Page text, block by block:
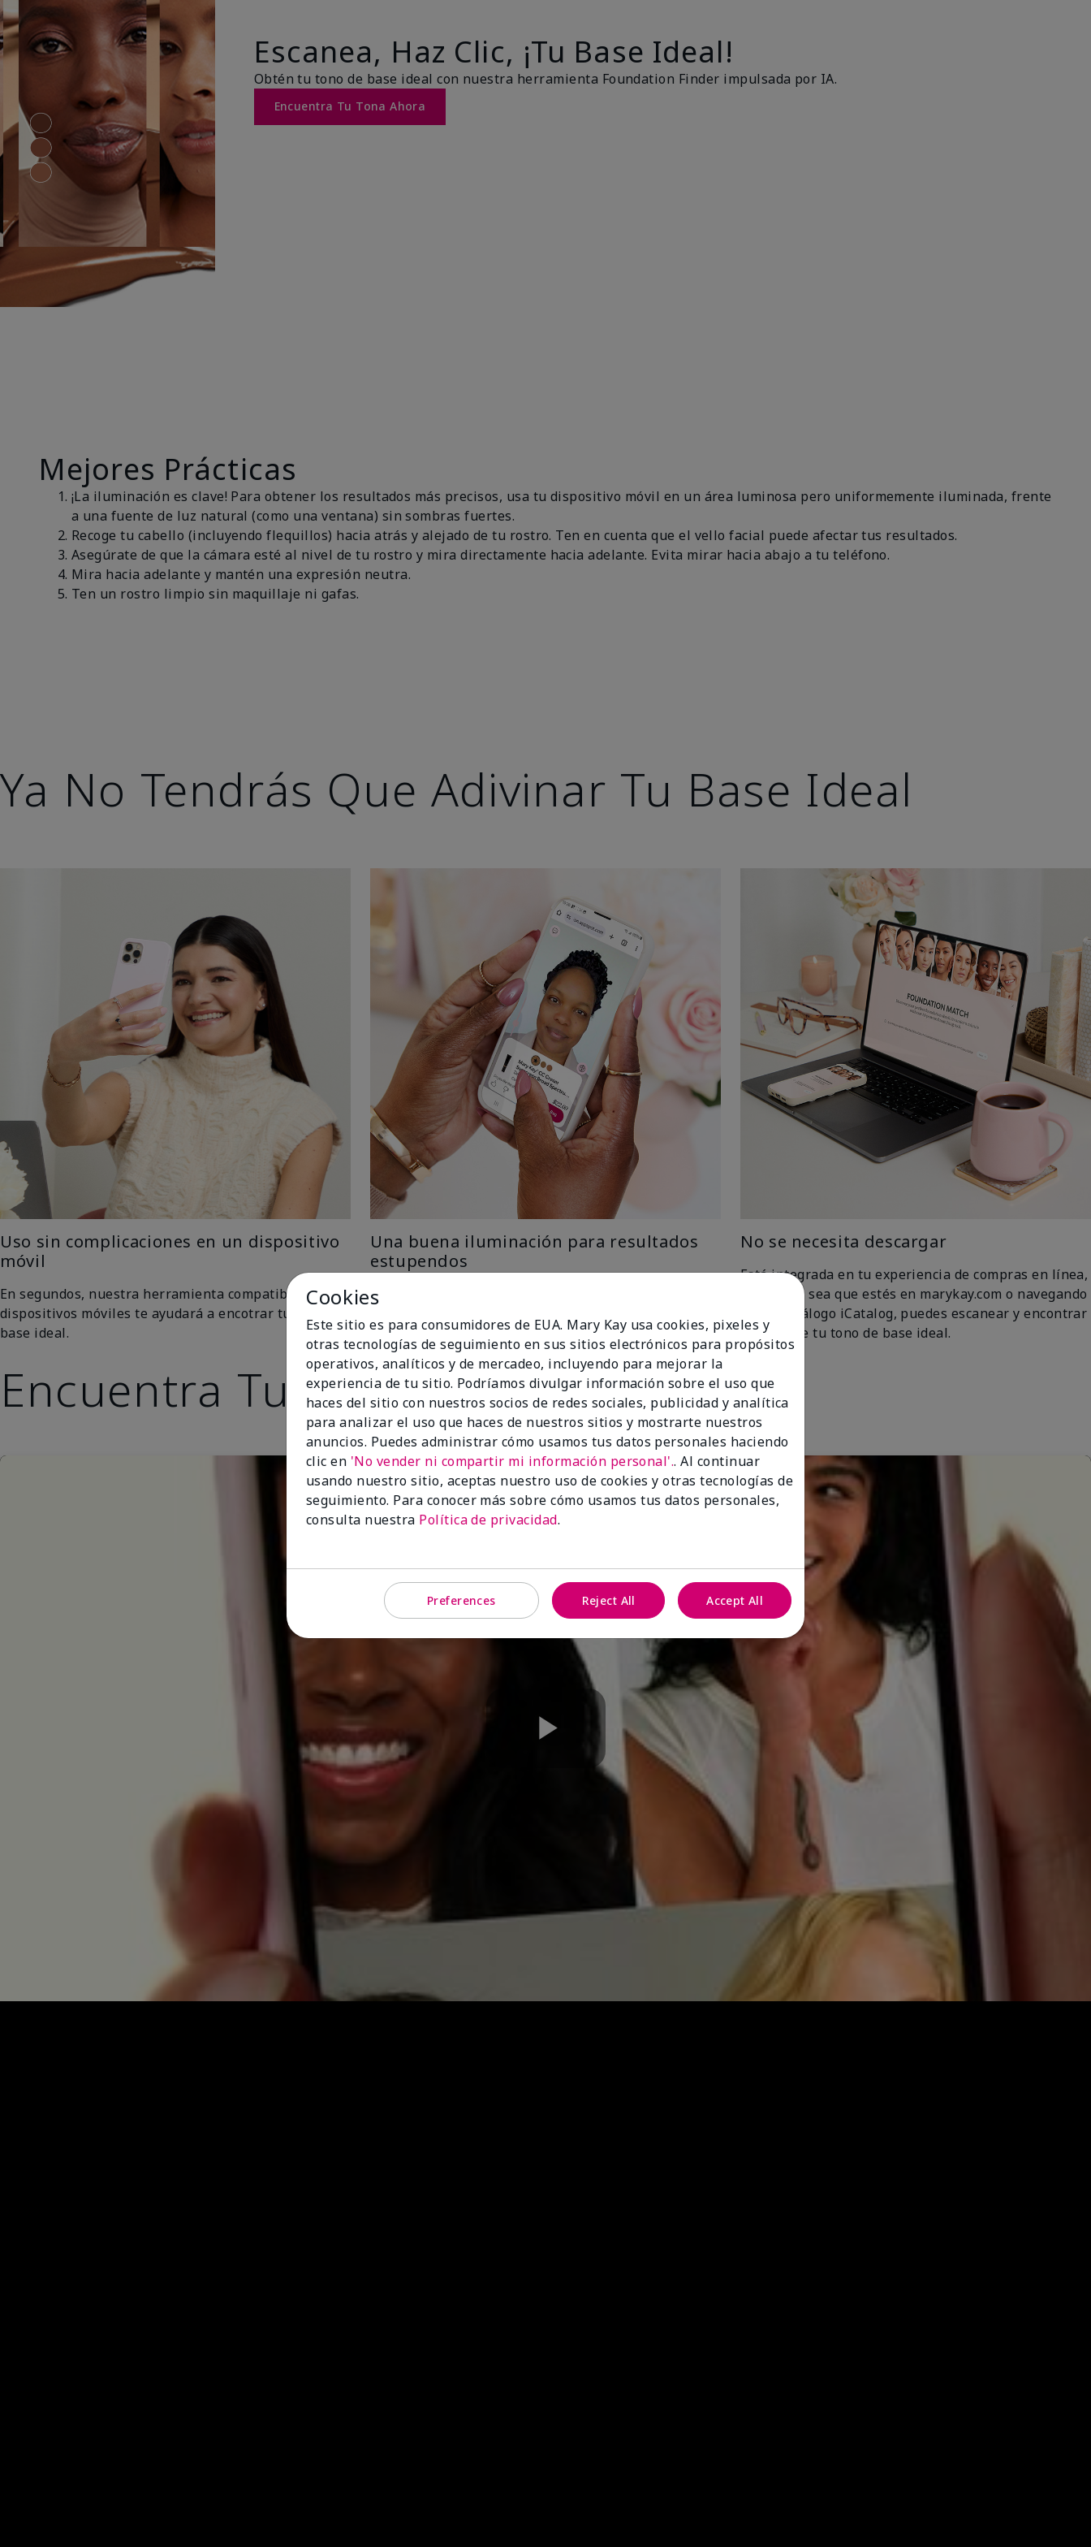
Escanea, Haz Clic, ¡Tu Base Ideal!
Obtén tu tono de base ideal con nuestra herramienta Foundation Finder impulsada por IA.
Encuentra Tu Tona Ahora
Mejores Prácticas
¡La iluminación es clave! Para obtener los resultados más precisos, usa tu dispositivo móvil en un área luminosa pero uniformemente iluminada, frente
a una fuente de luz natural (como una ventana) sin sombras fuertes.
Recoge tu cabello (incluyendo flequillos) hacia atrás y alejado de tu rostro. Ten en cuenta que el vello facial puede afectar tus resultados.
Asegúrate de que la cámara esté al nivel de tu rostro y mira directamente hacia adelante. Evita mirar hacia abajo a tu teléfono.
Mira hacia adelante y mantén una expresión neutra.
Ten un rostro limpio sin maquillaje ni gafas.
Ya No Tendrás Que Adivinar Tu Base Ideal
Uso sin complicaciones en un dispositivo
móvil
En segundos, nuestra herramienta compatible con
dispositivos móviles te ayudará a encotrar tu tono de
base ideal.
Una buena iluminación para resultados
estupendos
Nuestra tecnología con IA elimina todo el trabajo con
ventana para una iluminación uniforme y natural y
obtén los mejores resultados.
No se necesita descargar
Está integrada en tu experiencia de compras en línea,
así que ya sea que estés en marykay.com o navegando
por el catálogo iCatalog, puedes escanear y encontrar
fácilmente tu tono de base ideal.
Encuentra Tu Tono Ideal
Play
Video
Cookies
Este sitio es para consumidores de EUA. Mary Kay usa cookies, pixeles y
otras tecnologías de seguimiento en sus sitios electrónicos para propósitos
operativos, analíticos y de mercadeo, incluyendo para mejorar la
experiencia de tu sitio. Podríamos divulgar información sobre el uso que
haces del sitio con nuestros socios de redes sociales, publicidad y analítica
para analizar el uso que haces de nuestros sitios y mostrarte nuestros
anuncios. Puedes administrar cómo usamos tus datos personales haciendo
clic en 'No vender ni compartir mi información personal'.. Al continuar
usando nuestro sitio, aceptas nuestro uso de cookies y otras tecnologías de
seguimiento. Para conocer más sobre cómo usamos tus datos personales,
consulta nuestra Política de privacidad.
Preferences Reject All Accept All